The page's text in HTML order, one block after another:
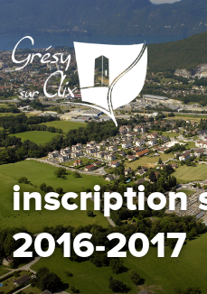
inscription
2016-2017